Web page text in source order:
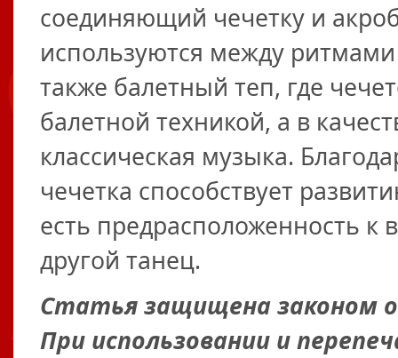
соединяющий чечетку и
используются между
также балетный теп, где
балетной техникой, а в
классическая музыка.
чечетка способствует
есть предрасположенность к
другой танец.
Статья защищена законом
При использовании и